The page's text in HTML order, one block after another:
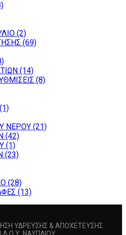
(2)
(69)
(14)
(8)
(1)
ΝΕΡΟΥ (21)
(42)
(1)
(23)
(28)
(13)
ΥΔΡΕΥΣΗΣ & ΑΠΟΧΕΤΕΥΣΗΣ